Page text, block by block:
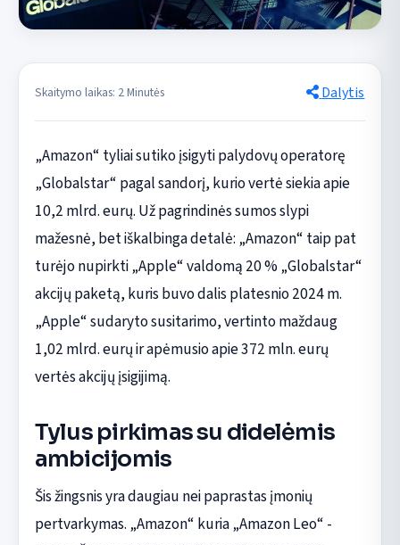
Skaitymo laikas: 2 Minutės Dalytis
„Amazon“ tyliai sutiko įsigyti palydovų operatorę
„Globalstar“ pagal sandorį, kurio vertė siekia apie
10,2 mlrd. eurų. Už pagrindinės sumos slypi
mažesnė, bet iškalbinga detalė: „Amazon“ taip pat
turėjo nupirkti „Apple“ valdomą 20 % „Globalstar“
akcijų paketą, kuris buvo dalis platesnio 2024 m.
„Apple“ sudaryto susitarimo, vertinto maždaug
1,02 mlrd. eurų ir apėmusio apie 372 mln. eurų
vertės akcijų įsigijimą.
Tylus pirkimas su didelėmis
ambicijomis
Šis žingsnis yra daugiau nei paprastas įmonių
pertvarkymas. „Amazon“ kuria „Amazon Leo“ -